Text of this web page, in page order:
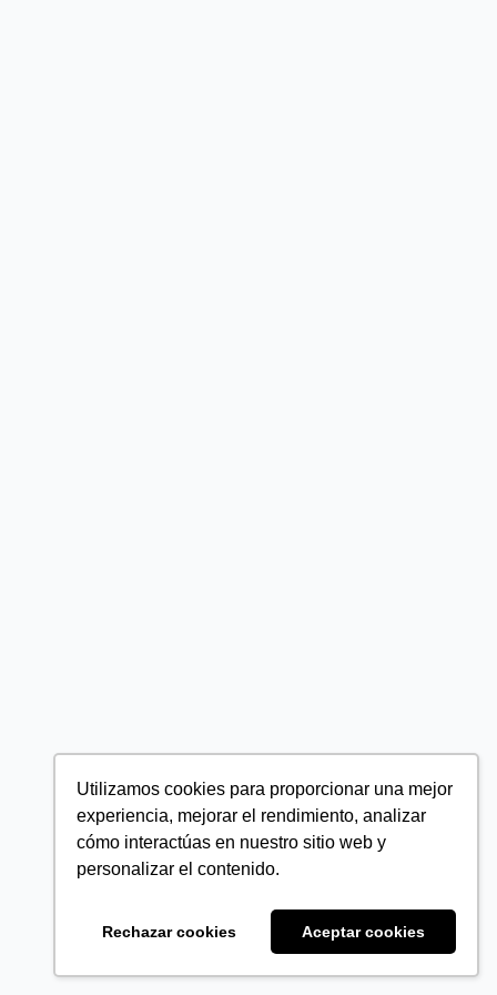
Utilizamos cookies para proporcionar una mejor
experiencia, mejorar el rendimiento, analizar
cómo interactúas en nuestro sitio web y
personalizar el contenido.
Rechazar cookies Aceptar cookies